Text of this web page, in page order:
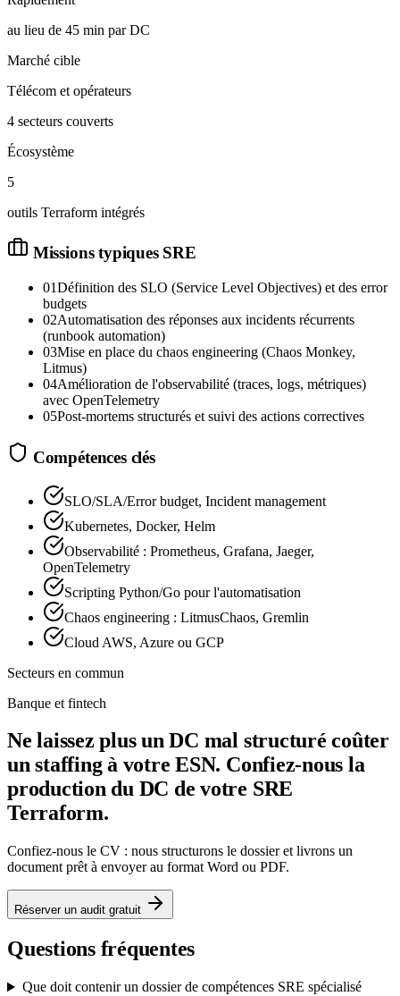
au lieu de 45 min par DC
Marché cible
Télécom et opérateurs
4 secteurs couverts
Écosystème
5
outils Terraform intégrés
Missions typiques SRE
01Définition des SLO (Service Level Objectives) et des error
budgets
02Automatisation des réponses aux incidents récurrents
(runbook automation)
03Mise en place du chaos engineering (Chaos Monkey,
Litmus)
04Amélioration de l'observabilité (traces, logs, métriques)
avec OpenTelemetry
05Post-mortems structurés et suivi des actions correctives
Compétences clés
SLO/SLA/Error budget, Incident management
Kubernetes, Docker, Helm
Observabilité : Prometheus, Grafana, Jaeger,
OpenTelemetry
Scripting Python/Go pour l'automatisation
Chaos engineering : LitmusChaos, Gremlin
Cloud AWS, Azure ou GCP
Secteurs en commun
Banque et fintech
Ne laissez plus un DC mal structuré coûter
un staffing à votre ESN. Confiez-nous la
production du DC de votre SRE
Terraform.
Confiez-nous le CV : nous structurons le dossier et livrons un
document prêt à envoyer au format Word ou PDF.
Réserver un audit gratuit
Questions fréquentes
Que doit contenir un dossier de compétences SRE spécialisé